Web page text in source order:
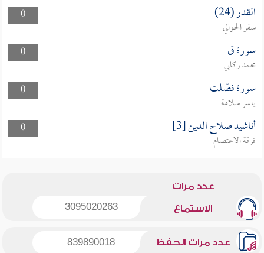
0
القدر (24)
سفر الحوالي
0
سورة ق
محمد ركابي
0
سورة فصّلت
ياسر سلامة
0
أناشيد صلاح الدين [3]
فرقة الاعتصام
عدد مرات
الاستماع 3095020263
عدد مرات الحفظ 839890018